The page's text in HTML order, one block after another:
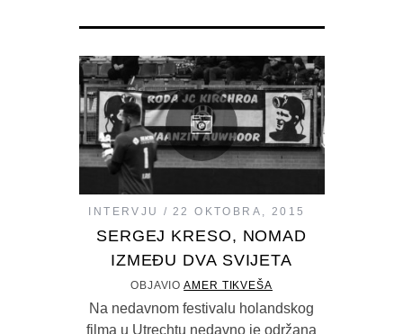
INTERVJU 22 OKTOBRA, 2015
SERGEJ KRESO, NOMAD
IZMEĐU DVA SVIJETA
OBJAVIOAMER TIKVEŠA
Na nedavnom festivalu holandskog
filma u Utrechtu nedavno je održana